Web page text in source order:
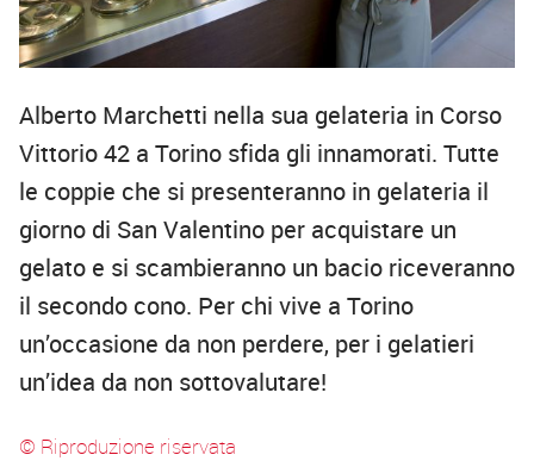
Alberto Marchetti nella sua gelateria in Corso
Vittorio 42 a Torino sfida gli innamorati. Tutte
le coppie che si presenteranno in gelateria il
giorno di San Valentino per acquistare un
gelato e si scambieranno un bacio riceveranno
il secondo cono. Per chi vive a Torino
un’occasione da non perdere, per i gelatieri
un’idea da non sottovalutare!
© Riproduzione riservata